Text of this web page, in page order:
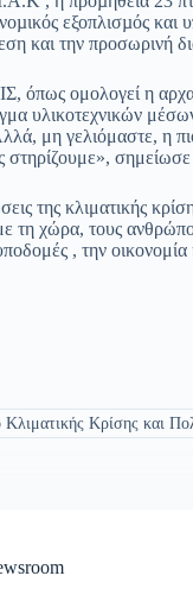
εξοπλισµός και
και την
όπως ομολογεί η
υλικοτεχνικών
μη γελιόμαστε, η
σημείωσε
της κλιματικής
τη χώρα, τους
, την
Κρίσης και